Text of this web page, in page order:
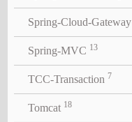
Spring-Cloud-Gateway
Spring-MVC 13
TCC-Transaction 7
Tomcat 18